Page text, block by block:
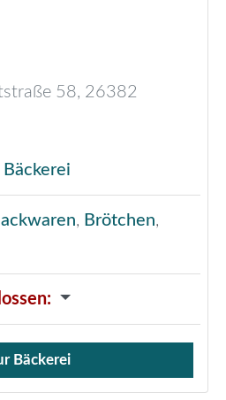
58, 26382
Bäckerei
, Brötchen,
:
Bäckerei